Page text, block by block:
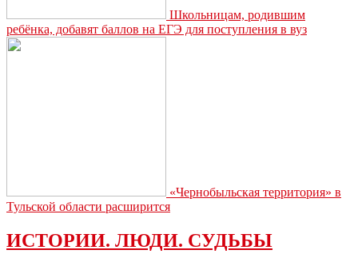
Школьницам, родившим
ребёнка, добавят баллов на ЕГЭ для поступления в вуз
«Чернобыльская территория» в
Тульской области расширится
ИСТОРИИ. ЛЮДИ. СУДЬБЫ